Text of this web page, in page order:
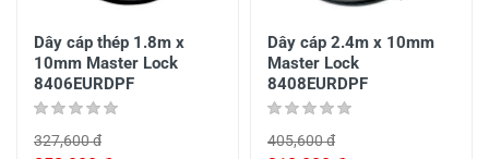
Dây cáp thép 1.8m x
10mm Master Lock
8406EURDPF
327,600 đ
Dây cáp 2.4m x 10mm
Master Lock
8408EURDPF
405,600 đ